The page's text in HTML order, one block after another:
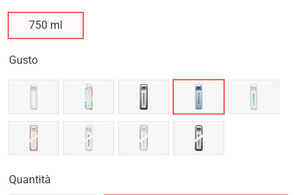
750 ml
Gusto
Quantità